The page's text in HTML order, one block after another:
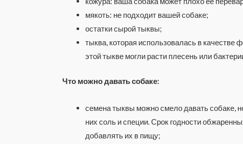
мякоть: не подходит вашей собаке;
остатки сырой тыквы;
тыква, которая использовалась в
этой тыкве могли расти плесень или
Что можно давать собаке:
семена тыквы можно смело давать собаке,
них соль и специи. Срок годности
добавлять их в пищу;